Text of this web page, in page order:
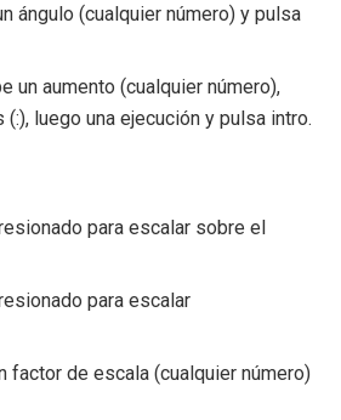
ángulo (cualquier número) y pulsa
un aumento (cualquier número),
luego una ejecución y pulsa intro.
para escalar sobre el
para escalar
factor de escala (cualquier número)